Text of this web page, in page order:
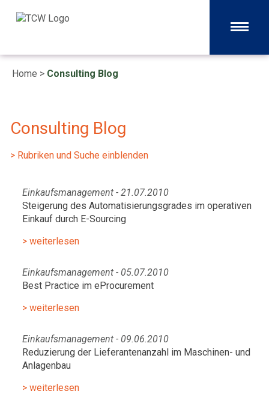
Home > Consulting Blog
Consulting Blog
> Rubriken und Suche einblenden
Einkaufsmanagement - 21.07.2010
Steigerung des Automatisierungsgrades im operativen
Einkauf durch E-Sourcing
> weiterlesen
Einkaufsmanagement - 05.07.2010
Best Practice im eProcurement
> weiterlesen
Einkaufsmanagement - 09.06.2010
Reduzierung der Lieferantenanzahl im Maschinen- und
Anlagenbau
> weiterlesen